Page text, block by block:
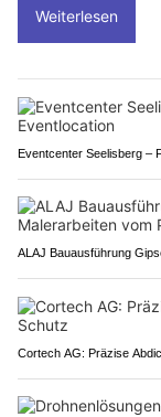
Weiterlesen
Eventcenter Seelisberg –
ALAJ Bauausführung
Cortech AG: Präzise